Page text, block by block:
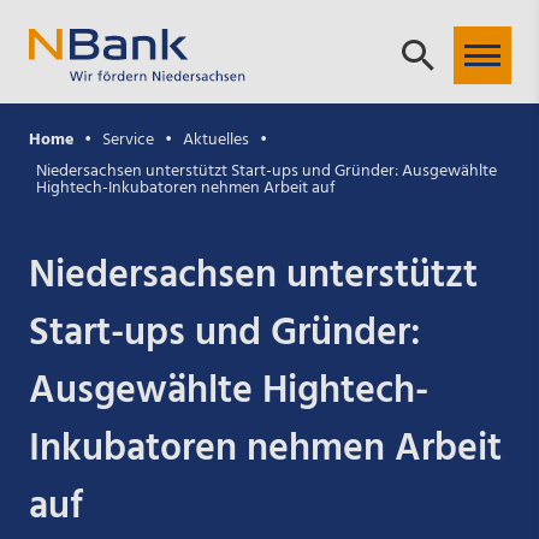
Home Service
Aktuelles
Niedersachsen unterstützt Start-ups und Gründer: Ausgewählte
Hightech-Inkubatoren nehmen Arbeit auf
Niedersachsen unterstützt
Start-ups und Gründer:
Ausgewählte Hightech-
Inkubatoren nehmen Arbeit
auf